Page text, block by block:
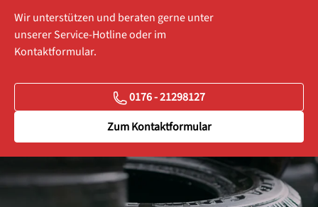
Wir unterstützen und beraten gerne unter
unserer Service-Hotline oder im
Kontaktformular.
0176 - 21298127
Zum Kontaktformular